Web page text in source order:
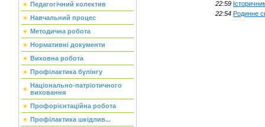
Педагогічний колектив
Навчальний процес
Методична робота
Нормативні документи
Виховна робота
Профілактика булінгу
Національно-патріотичного
виховання
Профорієнтаційна робота
Профілактика шкідлив...
22:59
22:54 Родинне